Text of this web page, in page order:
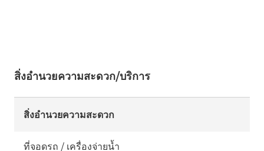
สิ่งอำนวยความสะดวก/บริการ
สิ่งอำนวยความสะดวก
ที่จอดรถ / เครื่องจ่ายน้ำ